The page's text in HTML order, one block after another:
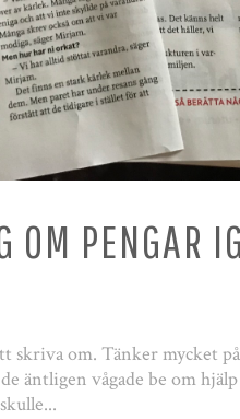
OM PENGAR
skriva om. Tänker mycket
äntligen vågade be om